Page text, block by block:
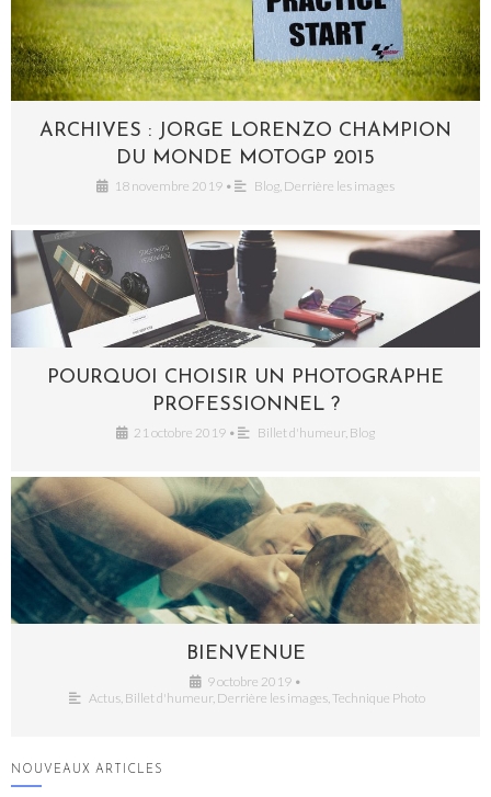
ARCHIVES : JORGE LORENZO CHAMPION
DU MONDE MOTOGP 2015
18 novembre 2019 • Blog, Derrière les images
POURQUOI CHOISIR UN PHOTOGRAPHE
PROFESSIONNEL ?
21 octobre 2019 • Billet d'humeur, Blog
BIENVENUE
9 octobre 2019 •
Actus, Billet d'humeur, Derrière les images,Technique Photo
NOUVEAUX ARTICLES